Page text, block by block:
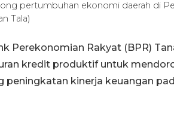
pertumbuhan ekonomi daerah di
Tala)
Perekonomian Rakyat (BPR)
kredit produktif untuk
peningkatan kinerja keuangan